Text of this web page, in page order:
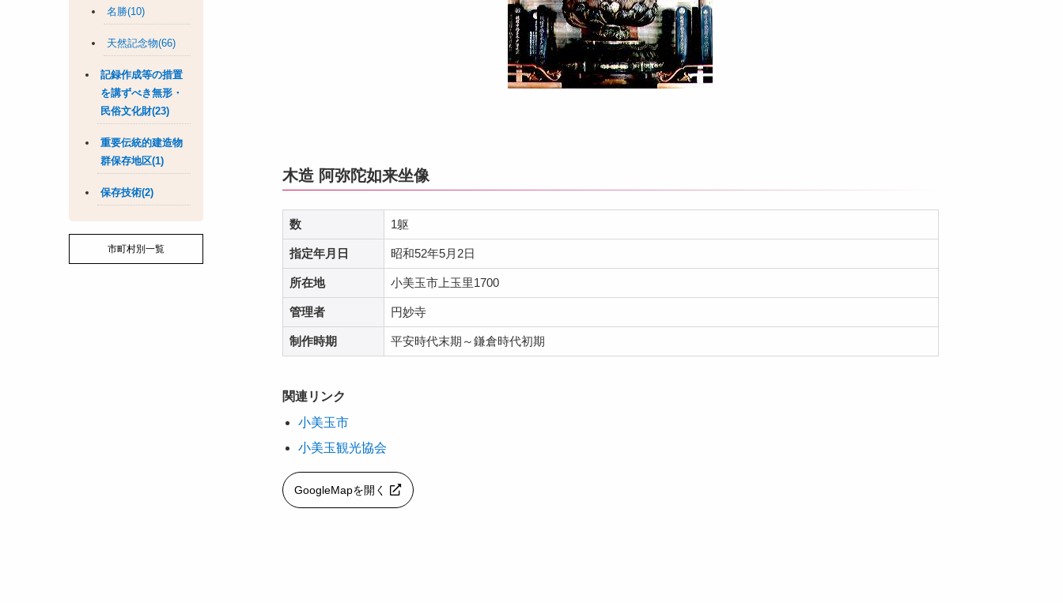
名勝(10)
天然記念物(66)
記録作成等の措置
を講ずべき無形・
民俗文化財(23)
重要伝統的建造物
群保存地区(1)
保存技術(2)
市町村別一覧
木造 阿弥陀如来坐像
数 1躯
指定年月日 昭和52年5月2日
所在地 小美玉市上玉里1700
管理者 円妙寺
制作時期 平安時代末期～鎌倉時代初期
関連リンク
小美玉市
小美玉観光協会
GoogleMapを開く